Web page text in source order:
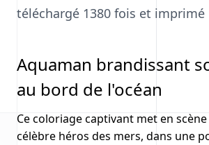
téléchargé 1380 fois et imprimé
Aquaman brandissant
au bord de l'océan
Ce coloriage captivant met en
célèbre héros des mers, dans une